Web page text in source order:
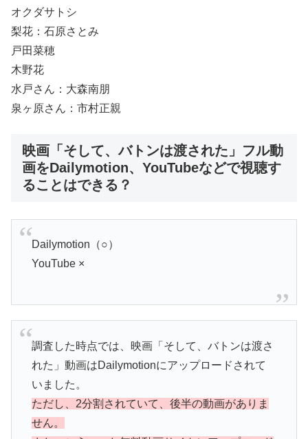
オクダサトシ
梨花：石原さとみ
戸田菜穂
木野花
水戸さん：大森南朋
泉ヶ原さん：市村正親
映画「そして、バトンは渡された」フル動
画をDailymotion、YouTubeなどで視聴す
ることはできる？
Dailymotion（○）
YouTube ×
調査した時点では、映画「そして、バトンは渡さ
れた」動画はDailymotionにアップロードされて
いました。
ただし、2分割されていて、後半の動画がありま
せん。